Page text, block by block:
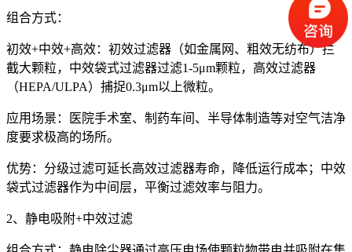
组合方式：
初效+中效+高效：初效过滤器（如金属网、粗效无纺布）拦
截大颗粒，中效袋式过滤器过滤1-5μm颗粒，高效过滤器
（HEPA/ULPA）捕捉0.3μm以上微粒。
应用场景：医院手术室、制药车间、半导体制造等对空气洁净
度要求极高的场所。
优势：分级过滤可延长高效过滤器寿命，降低运行成本；中效
袋式过滤器作为中间层，平衡过滤效率与阻力。
2、静电吸附+中效过滤